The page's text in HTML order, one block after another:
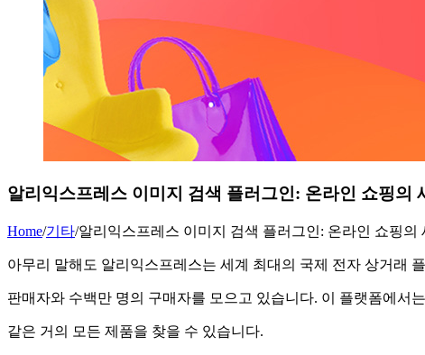
알리익스프레스 이미지 검색 플러그인: 온라인 쇼핑의
Home/기타/알리익스프레스 이미지 검색 플러그인: 온라인 쇼핑의
아무리 말해도 알리익스프레스는 세계 최대의 국제 전자 상거래
판매자와 수백만 명의 구매자를 모으고 있습니다. 이 플랫폼에서
같은 거의 모든 제품을 찾을 수 있습니다.